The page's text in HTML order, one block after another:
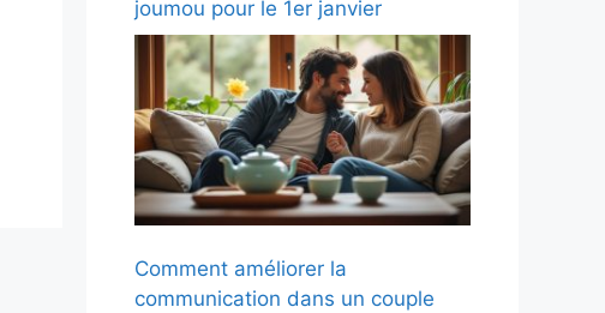
joumou pour le 1er janvier
Comment améliorer la
communication dans un couple